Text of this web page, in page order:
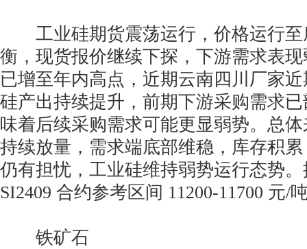
工业硅期货震荡运行，价格运行至
衡，现货报价继续下探，下游需求表
已增至年内高点，近期云南四川厂家
硅产出持续提升，前期下游采购需求
味着后续采购需求可能更显弱势。总
持续放量，需求端底部维稳，库存积
仍有担忧，工业硅维持弱势运行态势
SI2409 合约参考区间 11200-11700 元/
铁矿石